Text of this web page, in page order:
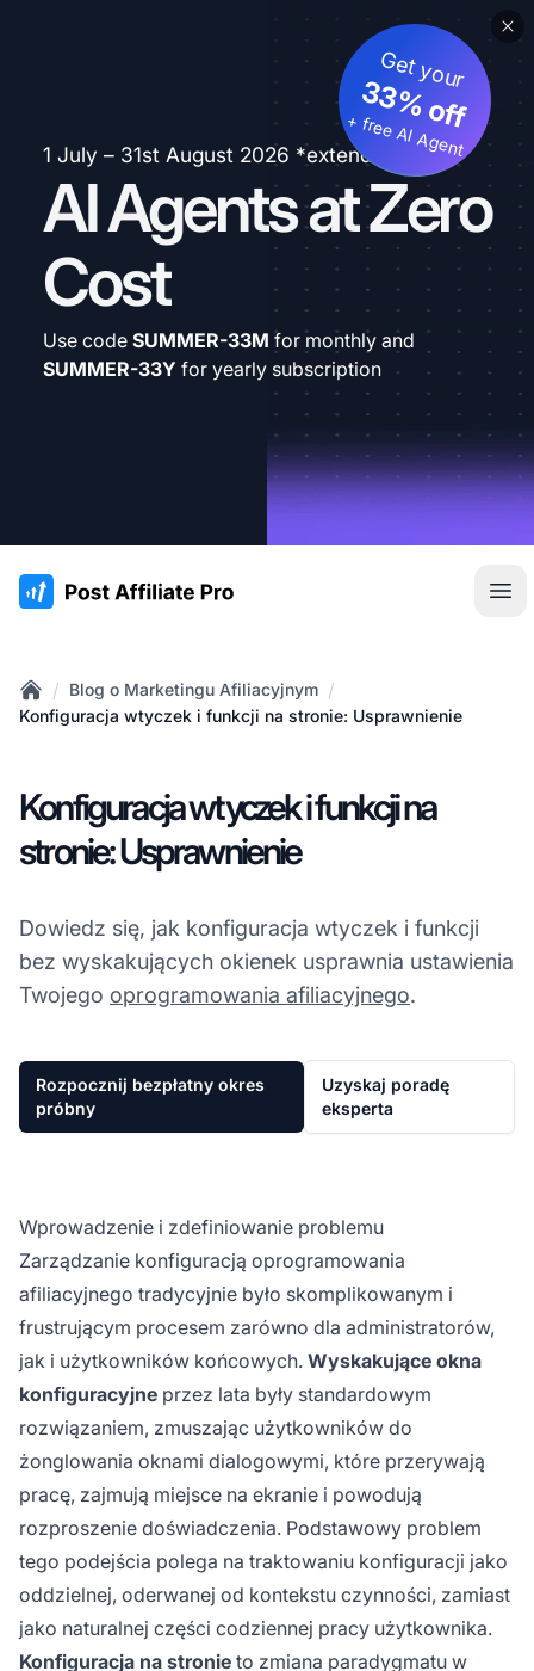
1 July – 31st August 2026 *extended
AI Agents at Zero
Cost
Get your
33% off
+ free AI Agent
Use code SUMMER-33M for monthly and
SUMMER-33Y for yearly subscription
:site.title
Home
/ Blog o Marketingu Afiliacyjnym /
Konfiguracja wtyczek i funkcji na stronie: Usprawnienie
Konfiguracja wtyczek i funkcji na
stronie: Usprawnienie
Dowiedz się, jak konfiguracja wtyczek i funkcji
bez wyskakujących okienek usprawnia ustawienia
Twojego oprogramowania afiliacyjnego.
Rozpocznij bezpłatny okres
próbny
Uzyskaj poradę
eksperta
Wprowadzenie i zdefiniowanie problemu
Zarządzanie konfiguracją oprogramowania
afiliacyjnego tradycyjnie było skomplikowanym i
frustrującym procesem zarówno dla administratorów,
jak i użytkowników końcowych. Wyskakujące okna
konfiguracyjne przez lata były standardowym
rozwiązaniem, zmuszając użytkowników do
żonglowania oknami dialogowymi, które przerywają
pracę, zajmują miejsce na ekranie i powodują
rozproszenie doświadczenia. Podstawowy problem
tego podejścia polega na traktowaniu konfiguracji jako
oddzielnej, oderwanej od kontekstu czynności, zamiast
jako naturalnej części codziennej pracy użytkownika.
Konfiguracja na stronie to zmiana paradygmatu w